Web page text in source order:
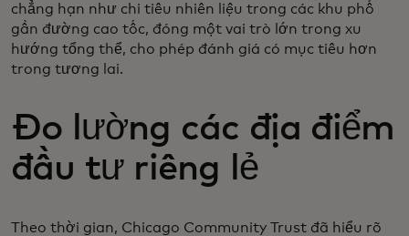
chẳng hạn như chi tiêu nhiên liệu trong các khu phố
gần đường cao tốc, đóng một vai trò lớn trong xu
hướng tổng thể, cho phép đánh giá có mục tiêu hơn
trong tương lai.
Đo lường các địa điểm
đầu tư riêng lẻ
Theo thời gian, Chicago Community Trust đã hiểu rõ